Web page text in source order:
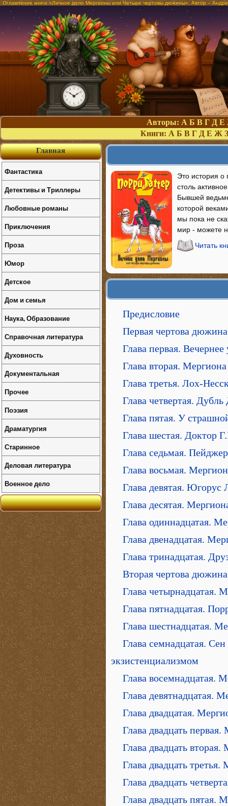
Оглавление книги «Личное дело Мергионы или Четыре чертовы дюжины». Автор –
Авторы: А Б В Г Д Е
Книги: А Б В Г Д Е Ж З
Это история
столь
Бывшей
которой
мы пока не
мир - можете
Читать
Предисловие
Первая чертова
Глава первая.
Глава вторая.
Глава третья. Лох-
Глава четвертая.
Глава пятая. У
Глава шестая. Доктор
Глава седьмая.
Глава восьмая.
Глава девятая.
Глава десятая.
Глава одиннадцатая.
Глава двенадцатая.
Глава тринадцатая.
Вторая чертова
Глава четырнадцатая.
Глава пятнадцатая.
Глава шестнадцатая.
Глава семнадцатая.
экзистенциализмом
Глава восемнадцатая.
Глава девятнадцатая.
Глава двадцатая.
Глава двадцать
Глава двадцать
Глава двадцать
Глава двадцать
Глава двадцать пятая.
Главная
Фантастика
Детективы и Триллеры
Любовные романы
Приключения
Проза
Юмор
Детское
Дом и семья
Наука, Образование
Справочная литература
Духовность
Документальная
Прочее
Поэзия
Драматургия
Старинное
Деловая литература
Военное дело